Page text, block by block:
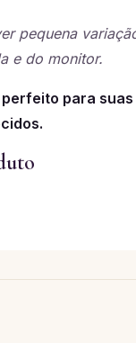
pequena
e do monitor.
para